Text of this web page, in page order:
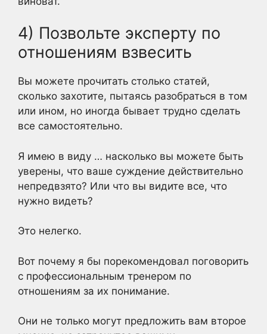
4) Позвольте эксперту по
отношениям взвесить
Вы можете прочитать столько статей,
сколько захотите, пытаясь разобраться в том
или ином, но иногда бывает трудно сделать
все самостоятельно.
Я имею в виду … насколько вы можете быть
уверены, что ваше суждение действительно
непредвзято? Или что вы видите все, что
нужно видеть?
Это нелегко.
Вот почему я бы порекомендовал поговорить
с профессиональным тренером по
отношениям за их понимание.
Они не только могут предложить вам второе